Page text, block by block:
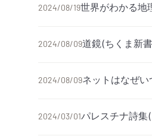
2024/08/19世界がわかる地
2024/08/09道鏡(ちくま新
2024/08/09ネットはなぜ
2024/03/01パレスチナ詩集